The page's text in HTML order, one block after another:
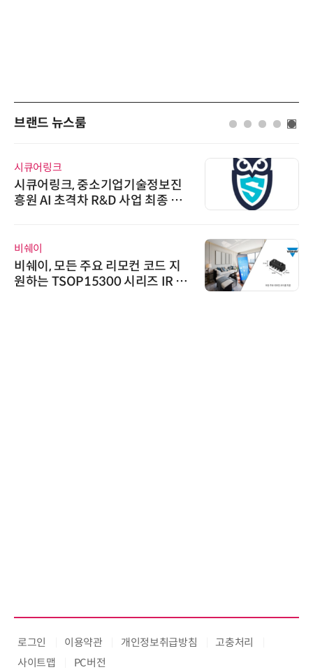
브랜드 뉴스룸
위고페어
위고페어, 서울AI허브 '2026 AI 전
환(AX) 지원사업' 컨소시엄 선정
에이블스토어
시놀로지, SK네트웍스서비스와 영
상 보안 카메라 국내 독점 판매 파
로그인 이용약관 개인정보취급방침
고충처리
사이트맵
PC버전